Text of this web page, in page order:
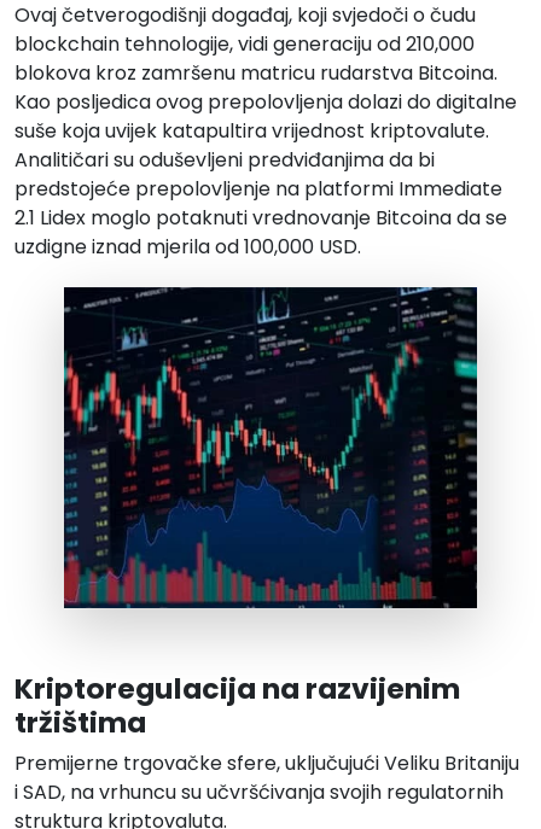
Ovaj četverogodišnji događaj, koji svjedoči o čudu
blockchain tehnologije, vidi generaciju od 210,000
blokova kroz zamršenu matricu rudarstva Bitcoina.
Kao posljedica ovog prepolovljenja dolazi do digitalne
suše koja uvijek katapultira vrijednost kriptovalute.
Analitičari su oduševljeni predviđanjima da bi
predstojeće prepolovljenje na platformi Immediate
2.1 Lidex moglo potaknuti vrednovanje Bitcoina da se
uzdigne iznad mjerila od 100,000 USD.
Kriptoregulacija na razvijenim
tržištima
Premijerne trgovačke sfere, uključujući Veliku Britaniju
i SAD, na vrhuncu su učvršćivanja svojih regulatornih
struktura kriptovaluta.